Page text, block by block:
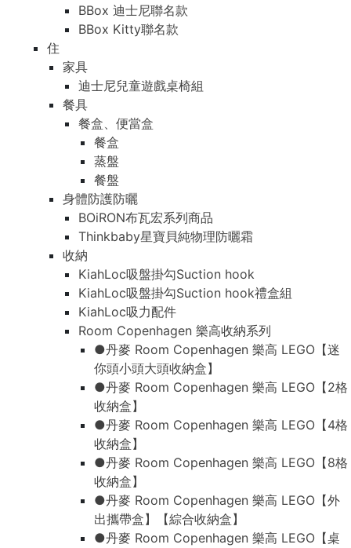
BBox 迪士尼聯名款
BBox Kitty聯名款
住
家具
迪士尼兒童遊戲桌椅組
餐具
餐盒、便當盒
餐盒
蒸盤
餐盤
身體防護防曬
BOiRON布瓦宏系列商品
Thinkbaby星寶貝純物理防曬霜
收納
KiahLoc吸盤掛勾Suction hook
KiahLoc吸盤掛勾Suction hook禮盒組
KiahLoc吸力配件
Room Copenhagen 樂高收納系列
●丹麥 Room Copenhagen 樂高 LEGO【迷
你頭小頭大頭收納盒】
●丹麥 Room Copenhagen 樂高 LEGO【2格
收納盒】
●丹麥 Room Copenhagen 樂高 LEGO【4格
收納盒】
●丹麥 Room Copenhagen 樂高 LEGO【8格
收納盒】
●丹麥 Room Copenhagen 樂高 LEGO【外
出攜帶盒】【綜合收納盒】
●丹麥 Room Copenhagen 樂高 LEGO【桌